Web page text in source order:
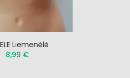
Liemenėlė
8,99 €